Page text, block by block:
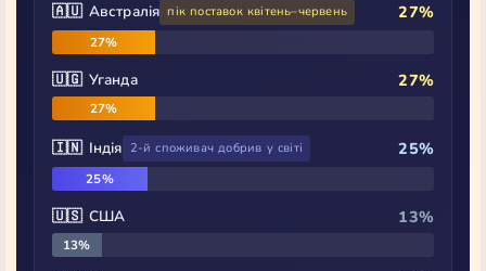
🇦🇺 Австралія пік поставок квітень–червень 27%
27%
🇺🇬 Уганда 27%
27%
🇮🇳 Індія 2-й споживач добрив у світі 25%
25%
🇺🇸 США 13%
13%